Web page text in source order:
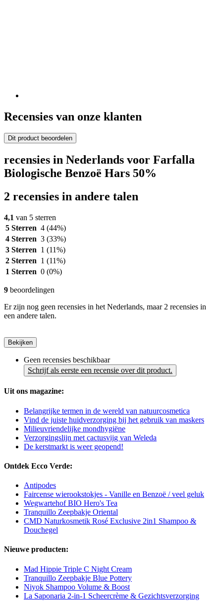
Recensies van onze klanten
Dit product beoordelen
recensies in Nederlands voor Farfalla
Biologische Benzoë Hars 50%
2 recensies in andere talen
4,1 van 5 sterren
5 Sterren 4 (44%)
4 Sterren 3 (33%)
3 Sterren 1 (11%)
2 Sterren 1 (11%)
1 Sterren 0 (0%)
9 beoordelingen
Er zijn nog geen recensies in het Nederlands, maar 2 recensies in
een andere talen.
Bekijken
Geen recensies beschikbaar
Schrijf als eerste een recensie over dit product.
Uit ons magazine:
Belangrijke termen in de wereld van natuurcosmetica
Vind de juiste huidverzorging bij het gebruik van maskers
Milieuvriendelijke mondhygiëne
Verzorgingslijn met cactusvijg van Weleda
De kerstmarkt is weer geopend!
Ontdek Ecco Verde:
Antipodes
Faircense wierookstokjes - Vanille en Benzoë / veel geluk
Wegwartehof BIO Hero's Tea
Tranquillo Zeepbakje Oriental
CMD Naturkosmetik Rosé Exclusive 2in1 Shampoo &
Douchegel
Nieuwe producten:
Mad Hippie Triple C Night Cream
Tranquillo Zeepbakje Blue Pottery
Niyok Shampoo Volume & Boost
La Saponaria 2-in-1 Scheercrème & Gezichtsverzorging